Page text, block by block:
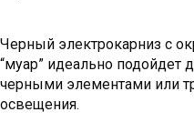
Черный электрокарниз с
“муар” идеально подойдет
черными элементами или
освещения.